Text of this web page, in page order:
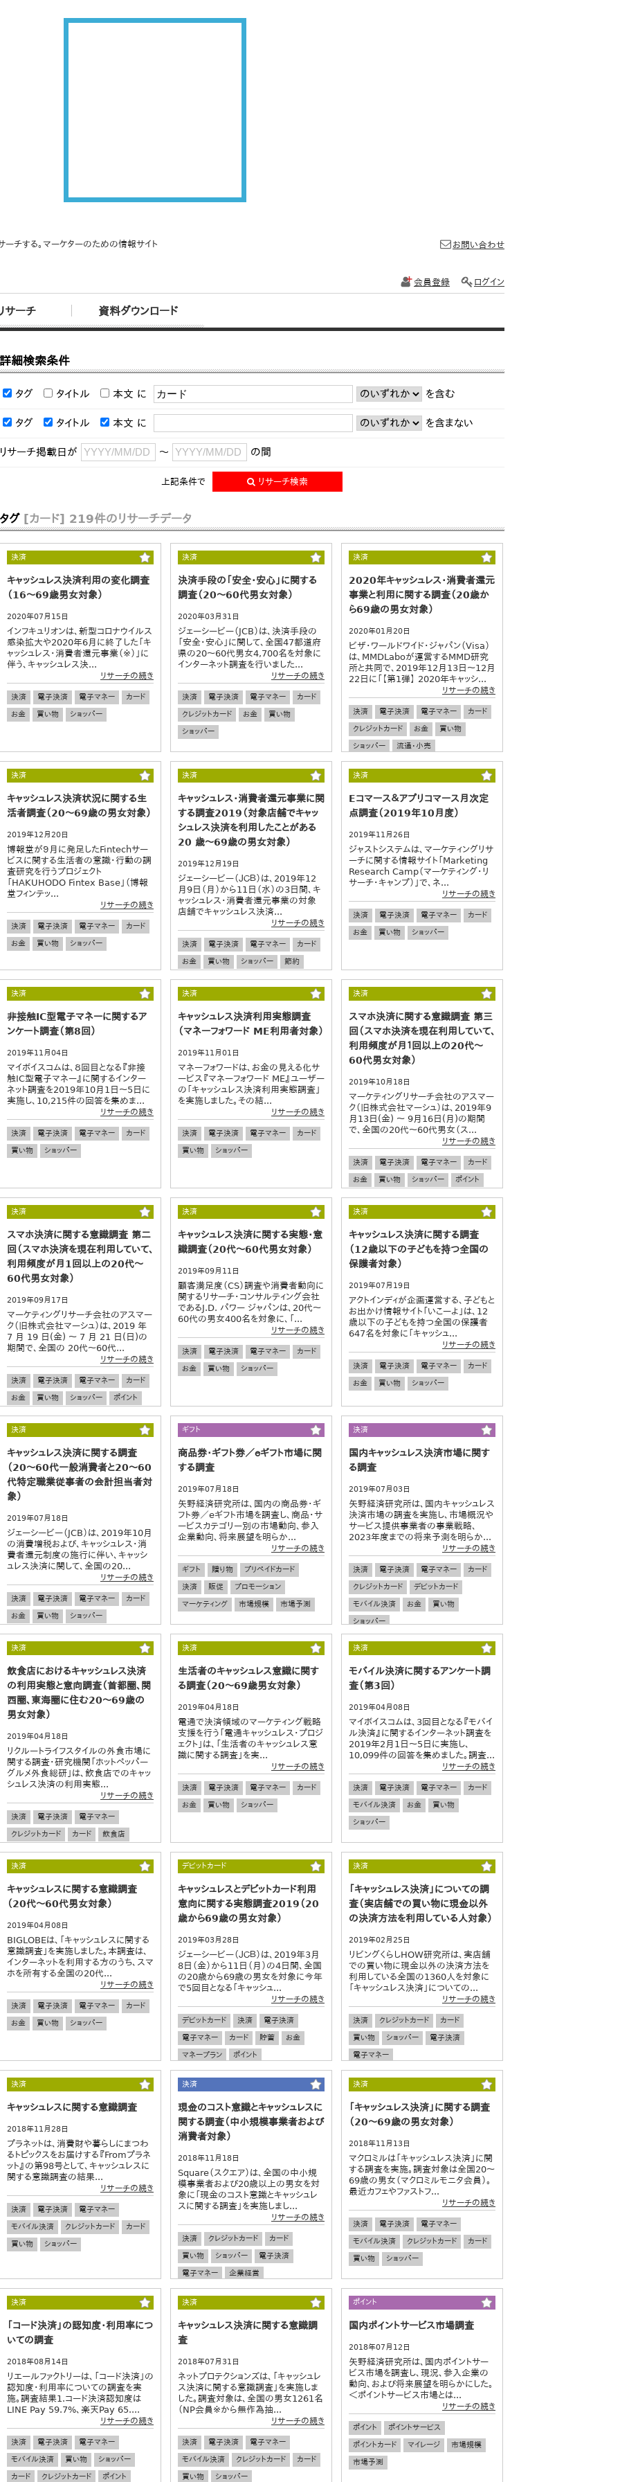
ーチする。マーケターのための情報サイト
サーチ 資料ダウンロード
お問い合わせ
会員登録 ログイン
詳細検索条件
タグ タイトル 本文 に を含む
タグ タイトル 本文 に を含まない
リサーチ掲載日が ～ の間
上記条件で リサーチ検索
タグ [カード] 219件のリサーチデータ
決済
キャッシュレス決済利用の変化調査
（16～69歳男女対象）
2020年07月15日
インフキュリオンは、新型コロナウイルス
感染拡大や2020年6月に終了した「キ
ャッシュレス・消費者還元事業（※）」に
伴う、キャッシュレス決...
リサーチの続き
決済 電子決済 電子マネー
カード
お金
買い物 ショッパー
決済
決済手段の「安全・安心」に関する
調査（20～60代男女対象）
2020年03月31日
ジェーシービー（JCB）は、決済手段の
「安全・安心」に関して、全国47都道府
県の20～60代男女4,700名を対象に
インターネット調査を行いました...
リサーチの続き
決済 電子決済 電子マネー
カード
クレジットカード
お金
買い物
ショッパー
決済
2020年キャッシュレス・消費者還元
事業と利用に関する調査（20歳か
ら69歳の男女対象）
2020年01月20日
ビザ・ワールドワイド・ジャパン（Visa）
は、MMDLaboが運営するMMD研究
所と共同で、2019年12月13日～12月
22日に「【第1弾】 2020年キャッシ...
リサーチの続き
決済 電子決済 電子マネー
カード
クレジットカード
お金
買い物
ショッパー
流通・小売
決済
キャッシュレス決済状況に関する生
活者調査（20～69歳の男女対象）
2019年12月20日
博報堂が９月に発足したFintechサー
ビスに関する生活者の意識・行動の調
査研究を行うプロジェクト
「HAKUHODO Fintex Base」（博報
堂フィンテッ...
リサーチの続き
決済 電子決済 電子マネー
カード
お金
買い物 ショッパー
決済
キャッシュレス・消費者還元事業に関
する調査2019（対象店舗でキャッ
シュレス決済を利用したことがある
20 歳～69歳の男女対象）
2019年12月19日
ジェーシービー（ＪＣＢ）は、2019年12
月9日（月）から11日（水）の3日間、キ
ャッシュレス・消費者還元事業の対象
店舗でキャッシュレス決済...
リサーチの続き
決済 電子決済 電子マネー
カード
お金
買い物 ショッパー
節約
消費税
増税 流通・小売
決済
Eコマース＆アプリコマース月次定
点調査（2019年10月度）
2019年11月26日
ジャストシステムは、マーケティングリサ
ーチに関する情報サイト「Marketing
Research Camp（マーケティング・リ
サーチ・キャンプ）」で、ネ...
リサーチの続き
決済 電子決済 電子マネー
カード
お金
買い物 ショッパー
決済
非接触IC型電子マネーに関するア
ンケート調査（第8回）
2019年11月04日
マイボイスコムは、８回目となる『非接
触IC型電子マネー』に関するインター
ネット調査を2019年10月1日～5日に
実施し、10,215件の回答を集めま...
リサーチの続き
決済 電子決済 電子マネー
カード
買い物
ショッパー
決済
キャッシュレス決済利用実態調査
（マネーフォワード ME利用者対象）
2019年11月01日
マネーフォワードは、お金の見える化サ
ービス『マネーフォワード ME』ユーザー
の「キャッシュレス決済利用実態調査」
を実施しました。その結...
リサーチの続き
決済 電子決済 電子マネー
カード
買い物
ショッパー
決済
スマホ決済に関する意識調査 第三
回（スマホ決済を現在利用していて、
利用頻度が月１回以上の20代～
60代男女対象）
2019年10月18日
マーケティングリサーチ会社のアスマー
ク（旧株式会社マーシュ）は、2019年9
月13日(金) ～ 9月16日(月)の期間
で、全国の20代～60代男女（ス...
リサーチの続き
決済 電子決済 電子マネー
カード
お金
買い物 ショッパー
ポイント
マイル
ポイントサービス
節約
決済
スマホ決済に関する意識調査 第二
回（スマホ決済を現在利用していて、
利用頻度が月1回以上の20代～
60代男女対象）
2019年09月17日
マーケティングリサーチ会社のアスマー
ク（旧株式会社マーシュ）は、2019 年
7 月 19 日(金) ～ 7 月 21 日(日)の
期間で、全国の 20代～60代...
リサーチの続き
決済 電子決済 電子マネー
カード
お金
買い物 ショッパー
ポイント
マイル
ポイントサービス 節約
決済
キャッシュレス決済に関する実態・意
識調査（20代～60代男女対象）
2019年09月11日
顧客満足度（CS）調査や消費者動向に
関するリサーチ・コンサルティング会社
であるJ.D. パワー ジャパンは、20代～
60代の男女400名を対象に、「...
リサーチの続き
決済 電子決済 電子マネー
カード
お金
買い物 ショッパー
決済
キャッシュレス決済に関する調査
（12歳以下の子どもを持つ全国の
保護者対象）
2019年07月19日
アクトインディが企画運営する、子どもと
お出かけ情報サイト「いこーよ」は、12
歳以下の子どもを持つ全国の保護者
647名を対象に「キャッシュ...
リサーチの続き
決済 電子決済 電子マネー
カード
お金
買い物 ショッパー
決済
キャッシュレス決済に関する調査
（20～60代一般消費者と20～60
代特定職業従事者の会計担当者対
象）
2019年07月18日
ジェーシービー（JCB）は、2019年10月
の消費増税および、キャッシュレス・消
費者還元制度の施行に伴い、キャッシ
ュレス決済に関して、全国の20...
リサーチの続き
決済 電子決済 電子マネー
カード
お金
買い物 ショッパー
ギフト
商品券・ギフト券／ｅギフト市場に関
する調査
2019年07月18日
矢野経済研究所は、国内の商品券・ギ
フト券／eギフト市場を調査し、商品・サ
ービスカテゴリー別の市場動向、参入
企業動向、将来展望を明らか...
リサーチの続き
ギフト 贈り物
プリペイドカード
決済
販促
プロモーション
マーケティング
市場規模 市場予測
決済
国内キャッシュレス決済市場に関す
る調査
2019年07月03日
矢野経済研究所は、国内キャッシュレス
決済市場の調査を実施し、市場概況や
サービス提供事業者の事業戦略、
2023年度までの将来予測を明らか...
リサーチの続き
決済 電子決済 電子マネー
カード
クレジットカード
デビットカード
モバイル決済
お金
買い物
ショッパー
決済
飲食店におけるキャッシュレス決済
の利用実態と意向調査（首都圏、関
西圏、東海圏に住む20～69歳の
男女対象）
2019年04月18日
リクルートライフスタイルの外食市場に
関する調査・研究機関「ホットペッパー
グルメ外食総研」は、飲食店でのキャッ
シュレス決済の利用実態...
リサーチの続き
決済 電子決済
電子マネー
クレジットカード
カード
飲食店
外食
決済
生活者のキャッシュレス意識に関す
る調査（20～69歳男女対象）
2019年04月18日
電通で決済領域のマーケティング戦略
支援を行う「電通キャッシュレス・プロジ
ェクト」は、「生活者のキャッシュレス意
識に関する調査」を実...
リサーチの続き
決済 電子決済 電子マネー
カード
お金
買い物 ショッパー
決済
モバイル決済に関するアンケート調
査（第3回）
2019年04月08日
マイボイスコムは、3回目となる『モバイ
ル決済』に関するインターネット調査を
2019年2月1日～5日に実施し、
10,099件の回答を集めました。調査...
リサーチの続き
決済 電子決済 電子マネー
カード
モバイル決済
お金
買い物
ショッパー
決済
キャッシュレスに関する意識調査
（20代～60代男女対象）
2019年04月08日
BIGLOBEは、「キャッシュレスに関する
意識調査」を実施しました。本調査は、
インターネットを利用する方のうち、スマ
ホを所有する全国の20代...
リサーチの続き
決済 電子決済 電子マネー
カード
お金
買い物 ショッパー
デビットカード
キャッシュレスとデビットカード利用
意向に関する実態調査2019（20
歳から69歳の男女対象）
2019年03月28日
ジェーシービー（ＪＣＢ）は、2019年3月
8日（金）から11日（月）の4日間、全国
の20歳から69歳の男女を対象に今年
で5回目となる「キャッシュ...
リサーチの続き
デビットカード 決済
電子決済
電子マネー
カード 貯蓄
お金
マネープラン
ポイント
ポイントサービス
貯蓄
買い物
ショッパー
決済
「キャッシュレス決済」についての調
査（実店舗での買い物に現金以外
の決済方法を利用している人対象）
2019年02月25日
リビングくらしHOW研究所は、実店舗
での買い物に現金以外の決済方法を
利用している全国の1360人を対象に
「キャッシュレス決済」についての...
リサーチの続き
決済 クレジットカード
カード
買い物
ショッパー
電子決済
電子マネー
決済
キャッシュレスに関する意識調査
2018年11月28日
プラネットは、消費財や暮らしにまつわ
るトピックスをお届けする『Fromプラネ
ット』の第98号として、キャッシュレスに
関する意識調査の結果...
リサーチの続き
決済 電子決済
電子マネー
モバイル決済
クレジットカード
カード
買い物
ショッパー
決済
現金のコスト意識とキャッシュレスに
関する調査（中小規模事業者および
消費者対象）
2018年11月18日
Square（スクエア）は、全国の中小規
模事業者および20歳以上の男女を対
象に「現金のコスト意識とキャッシュレ
スに関する調査」を実施しまし...
リサーチの続き
決済 クレジットカード
カード
買い物
ショッパー
電子決済
電子マネー
企業経営
決済
「キャッシュレス決済」に関する調査
（20～69歳の男女対象）
2018年11月13日
マクロミルは「キャッシュレス決済」に関
する調査を実施。調査対象は全国20～
69歳の男女（マクロミルモニタ会員）。
最近カフェやファストフ...
リサーチの続き
決済 電子決済
電子マネー
モバイル決済
クレジットカード
カード
買い物
ショッパー
決済
「コード決済」の認知度・利用率につ
いての調査
2018年08月14日
リエールファクトリーは、「コード決済」の
認知度・利用率についての調査を実
施。調査結果1.コード決済認知度は
LINE Pay 59.7%、楽天Pay 65....
リサーチの続き
決済 電子決済
電子マネー
モバイル決済
買い物
ショッパー
カード
クレジットカード ポイント
決済
キャッシュレス決済に関する意識調
査
2018年07月31日
ネットプロテクションズは、「キャッシュレ
ス決済に関する意識調査」を実施しま
した。調査対象は、全国の男女1261名
（NP会員※から無作為抽...
リサーチの続き
決済 電子決済
電子マネー
モバイル決済
クレジットカード
カード
買い物
ショッパー
ポイント
国内ポイントサービス市場調査
2018年07月12日
矢野経済研究所は、国内ポイントサー
ビス市場を調査し、現況、参入企業の
動向、および将来展望を明らかにした。
＜ポイントサービス市場とは...
リサーチの続き
ポイント
ポイントサービス
ポイントカード
マイレージ
市場規模
市場予測